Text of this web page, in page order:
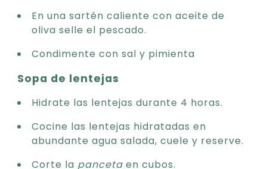
En una sartén caliente con aceite de
oliva selle el pescado.
Condimente con sal y pimienta
Sopa de lentejas
Hidrate las lentejas durante 4 horas.
Cocine las lentejas hidratadas en
abundante agua salada, cuele y reserve.
Corte la panceta en cubos.